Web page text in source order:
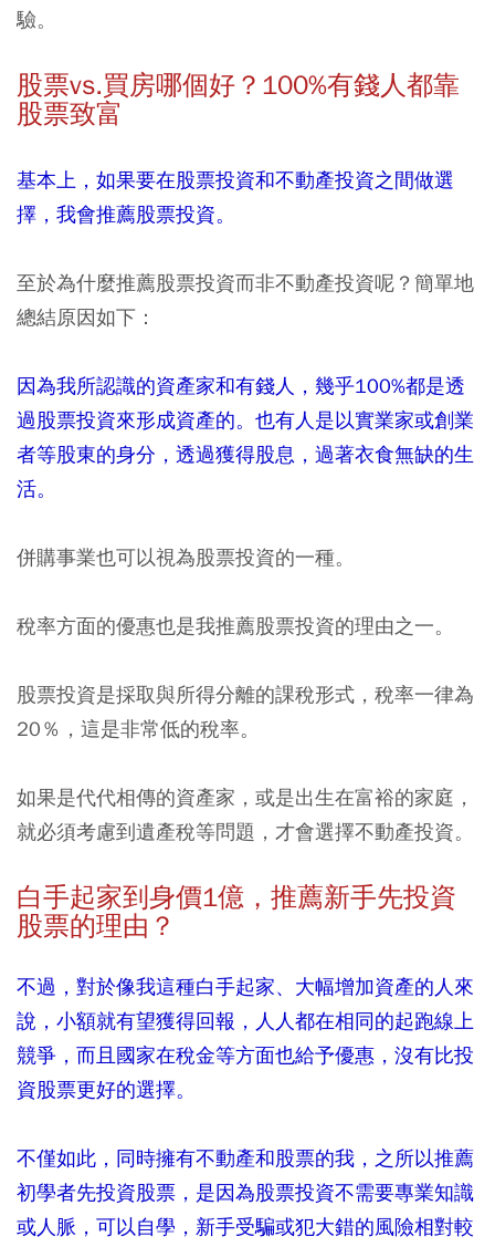
驗。
股票vs.買房哪個好？100%有錢人都靠
股票致富
基本上，如果要在股票投資和不動產投資之間做選
擇，我會推薦股票投資。
至於為什麼推薦股票投資而非不動產投資呢？簡單地
總結原因如下：
因為我所認識的資產家和有錢人，幾乎100%都是透
過股票投資來形成資產的。也有人是以實業家或創業
者等股東的身分，透過獲得股息，過著衣食無缺的生
活。
併購事業也可以視為股票投資的一種。
稅率方面的優惠也是我推薦股票投資的理由之一。
股票投資是採取與所得分離的課稅形式，稅率一律為
20％，這是非常低的稅率。
如果是代代相傳的資產家，或是出生在富裕的家庭，
就必須考慮到遺產稅等問題，才會選擇不動產投資。
白手起家到身價1億，推薦新手先投資
股票的理由？
不過，對於像我這種白手起家、大幅增加資產的人來
說，小額就有望獲得回報，人人都在相同的起跑線上
競爭，而且國家在稅金等方面也給予優惠，沒有比投
資股票更好的選擇。
不僅如此，同時擁有不動產和股票的我，之所以推薦
初學者先投資股票，是因為股票投資不需要專業知識
或人脈，可以自學，新手受騙或犯大錯的風險相對較